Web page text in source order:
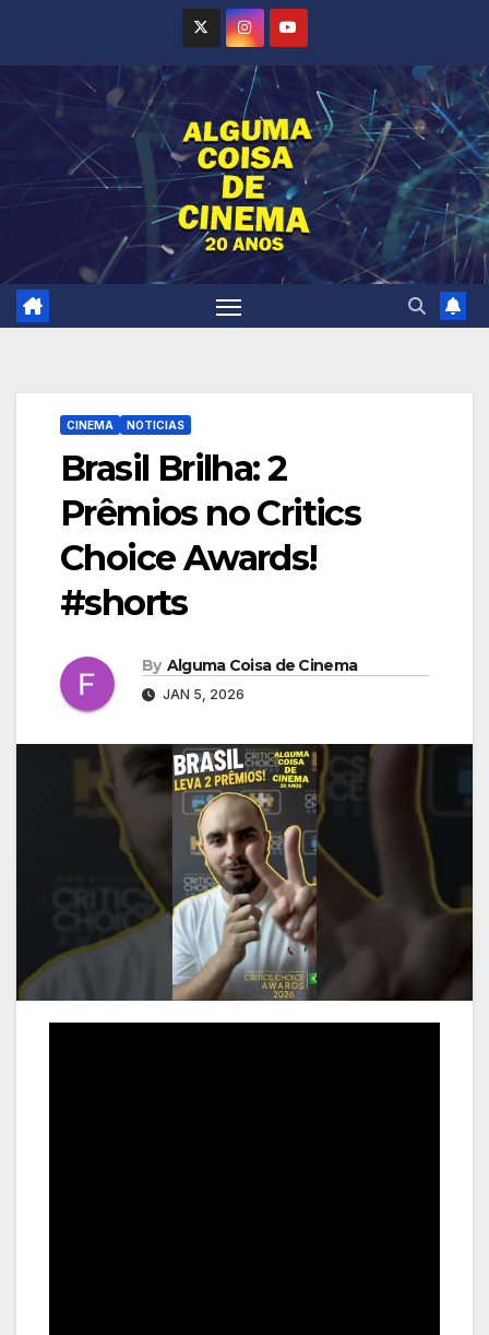
CINEMA NOTICIAS
Brasil Brilha: 2
Prêmios no Critics
Choice Awards!
#shorts
By Alguma Coisa de Cinema
JAN 5, 2026